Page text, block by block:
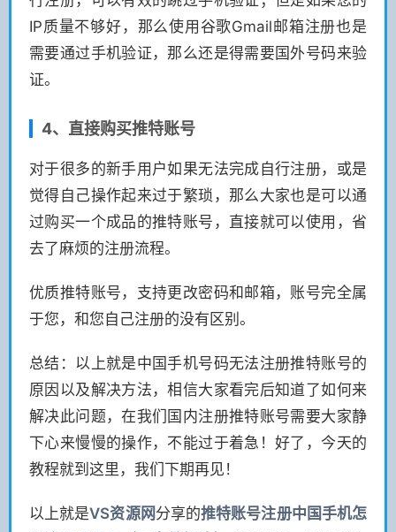
IP质量不够好，那么使用谷歌Gmail邮箱注册也是
需要通过手机验证，那么还是得需要国外号码来验
证。
4、直接购买推特账号
对于很多的新手用户如果无法完成自行注册，或是
觉得自己操作起来过于繁琐，那么大家也是可以通
过购买一个成品的推特账号，直接就可以使用，省
去了麻烦的注册流程。
优质推特账号，支持更改密码和邮箱，账号完全属
于您，和您自己注册的没有区别。
总结：以上就是中国手机号码无法注册推特账号的
原因以及解决方法，相信大家看完后知道了如何来
解决此问题，在我们国内注册推特账号需要大家静
下心来慢慢的操作，不能过于着急！好了，今天的
教程就到这里，我们下期再见！
以上就是VS资源网 分享的推特账号注册中国手机怎